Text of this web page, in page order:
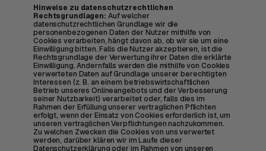
Hinweise zu datenschutzrechtlichen
Rechtsgrundlagen: Auf welcher
datenschutzrechtlichen Grundlage wir die
personenbezogenen Daten der Nutzer mithilfe von
Cookies verarbeiten, hängt davon ab, ob wir sie um eine
Einwilligung bitten. Falls die Nutzer akzeptieren, ist die
Rechtsgrundlage der Verwertung ihrer Daten die erklärte
Einwilligung. Andernfalls werden die mithilfe von Cookies
verwerteten Daten auf Grundlage unserer berechtigten
Interessen (z. B. an einem betriebswirtschaftlichen
Betrieb unseres Onlineangebots und der Verbesserung
seiner Nutzbarkeit) verarbeitet oder, falls dies im
Rahmen der Erfüllung unserer vertraglichen Pflichten
erfolgt, wenn der Einsatz von Cookies erforderlich ist, um
unseren vertraglichen Verpflichtungen nachzukommen.
Zu welchen Zwecken die Cookies von uns verwertet
werden, darüber klären wir im Laufe dieser
Datenschutzerklärung oder im Rahmen von unseren